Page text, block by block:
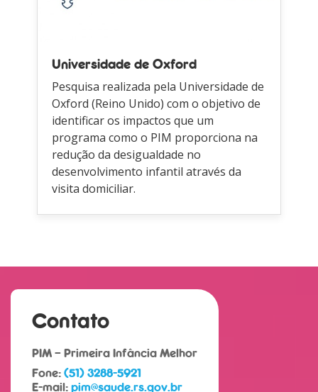
Universidade de Oxford
Pesquisa realizada pela Universidade de
Oxford (Reino Unido) com o objetivo de
identificar os impactos que um
programa como o PIM proporciona na
redução da desigualdade no
desenvolvimento infantil através da
visita domiciliar.
Contato
PIM – Primeira Infância Melhor
Fone: (51) 3288-5921
E-mail: pim@saude.rs.gov.br